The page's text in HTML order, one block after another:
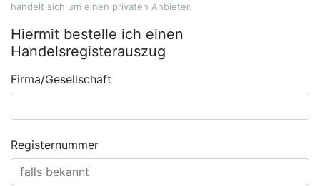
handelt sich um einen privaten Anbieter.
Hiermit bestelle ich einen
Handelsregisterauszug
Firma/Gesellschaft
Registernummer